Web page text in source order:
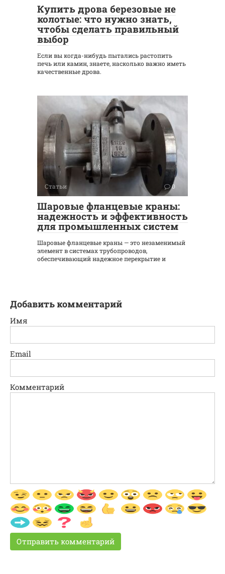
Купить дрова березовые не
колотые: что нужно знать,
чтобы сделать правильный
выбор
Если вы когда-нибудь пытались растопить
печь или камин, знаете, насколько важно иметь
качественные дрова.
Статьи 0
Шаровые фланцевые краны:
надежность и эффективность
для промышленных систем
Шаровые фланцевые краны — это незаменимый
элемент в системах трубопроводов,
обеспечивающий надежное перекрытие и
Добавить комментарий
Имя
Email
Комментарий